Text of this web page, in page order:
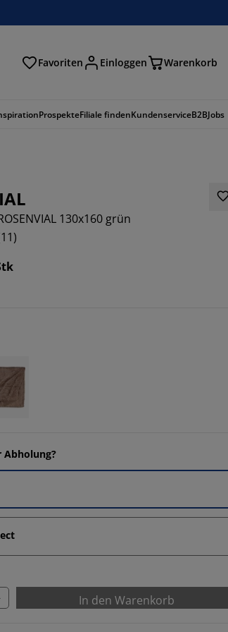
Favoriten Einloggen Warenkorb
ProspekteFiliale findenKundenserviceB2BJobs
130x160 grün
11)
Abholung?
In den Warenkorb